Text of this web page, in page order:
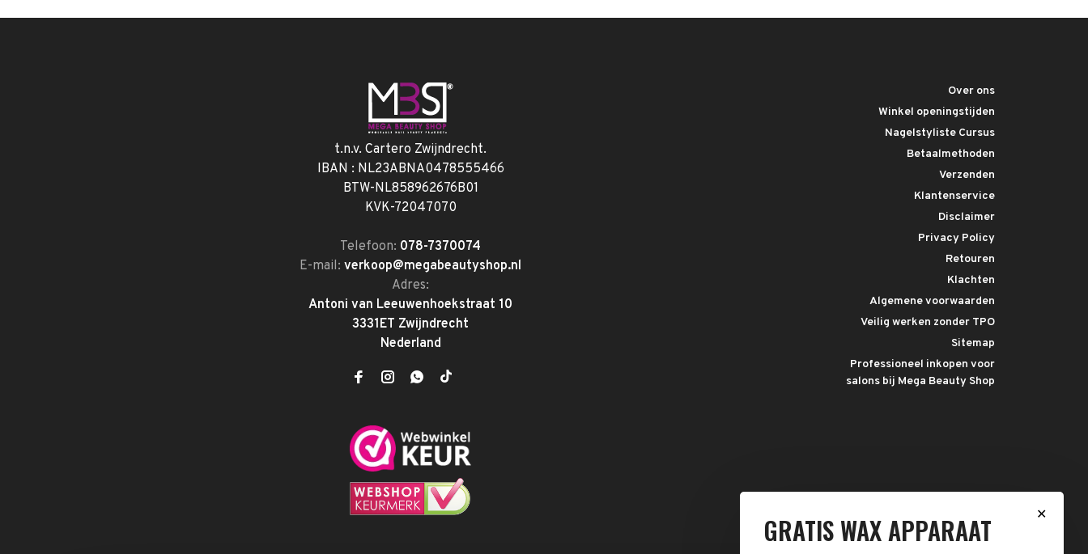
t.n.v. Cartero Zwijndrecht.
IBAN : NL23ABNA0478555466
BTW-NL858962676B01
KVK-72047070
Telefoon: 078-7370074
E-mail:verkoop@megabeautyshop.nl
Adres:
Antoni van Leeuwenhoekstraat 10
3331ET Zwijndrecht
Nederland
Over ons
Winkel openingstijden
Nagelstyliste Cursus
Betaalmethoden
Verzenden
Klantenservice
Disclaimer
Privacy Policy
Retouren
Klachten
Algemene voorwaarden
Veilig werken zonder TPO
Sitemap
Professioneel inkopen voor
salons bij Mega Beauty Shop
✕
GRATIS WAX APPARAAT